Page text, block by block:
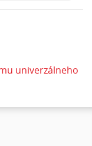
univerzálneho